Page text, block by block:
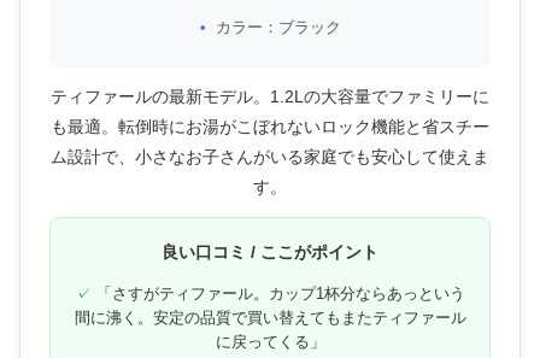
カラー：ブラック
ティファールの最新モデル。1.2Lの大容量でファミリーに
も最適。転倒時にお湯がこぼれないロック機能と省スチー
ム設計で、小さなお子さんがいる家庭でも安心して使えま
す。
良い口コミ / ここがポイント
「さすがティファール。カップ1杯分ならあっという
間に沸く。安定の品質で買い替えてもまたティファール
に戻ってくる」